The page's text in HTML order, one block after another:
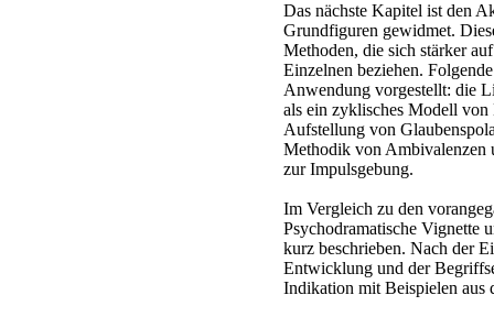
Das nächste Kapitel ist den
Grundfiguren gewidmet.
Methoden, die sich stärker
Einzelnen beziehen.
Anwendung vorgestellt: die
als ein zyklisches Modell von
Aufstellung von
Methodik von Ambivalenzen
zur Impulsgebung.
Im Vergleich zu den
Psychodramatische Vignette
kurz beschrieben. Nach der
Entwicklung und der
Indikation mit Beispielen aus